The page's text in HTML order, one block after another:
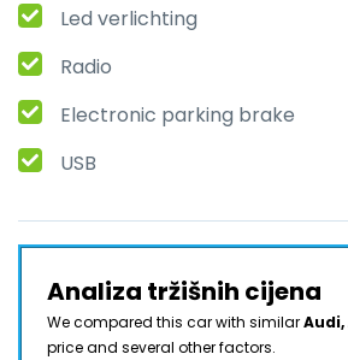
Led verlichting
Radio
Electronic parking brake
USB
Analiza tržišnih cijena
We compared this car with similarAudi,
price and several other factors.